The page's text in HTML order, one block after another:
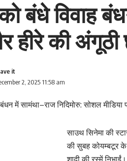
बंधे विवाह
हीरे की अंगूठी
2, 2025 11:58 am
साउथ सिनेमा की
की सुबह कोयम्बटूर के
शादी की रस्में निभाईं।